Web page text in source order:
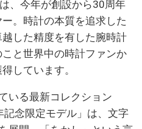
、今年が創設から30周年
。時計の本質を追求した
した精度を有した腕時計
と世界中の時計ファンか
しています。
いる最新コレクション
記念限定モデル」は、文字